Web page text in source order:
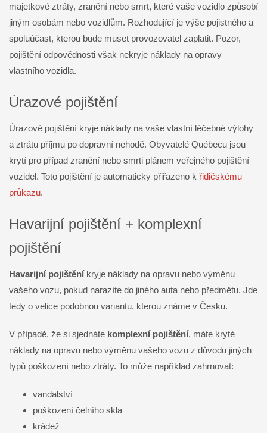
majetkové ztráty, zranění nebo smrt, které vaše vozidlo způsobí
jiným osobám nebo vozidlům. Rozhodující je výše pojistného a
spoluúčast, kterou bude muset provozovatel zaplatit. Pozor,
pojištění odpovědnosti však nekryje náklady na opravy
vlastního vozidla.
Úrazové pojištění
Úrazové pojištění kryje náklady na vaše vlastní léčebné výlohy
a ztrátu příjmu po dopravní nehodě. Obyvatelé Québecu jsou
krytí pro případ zranění nebo smrti plánem veřejného pojištění
vozidel. Toto pojištění je automaticky přiřazeno k řidičskému
průkazu.
Havarijní pojištění + komplexní
pojištění
Havarijní pojištěníkryje náklady na opravu nebo výměnu
vašeho vozu, pokud narazíte do jiného auta nebo předmětu. Jde
tedy o velice podobnou variantu, kterou známe v Česku.
V případě, že si sjednáte komplexní pojištění, máte kryté
náklady na opravu nebo výměnu vašeho vozu z důvodu jiných
typů poškození nebo ztráty. To může například zahrnovat:
vandalství
poškození čelního skla
krádež